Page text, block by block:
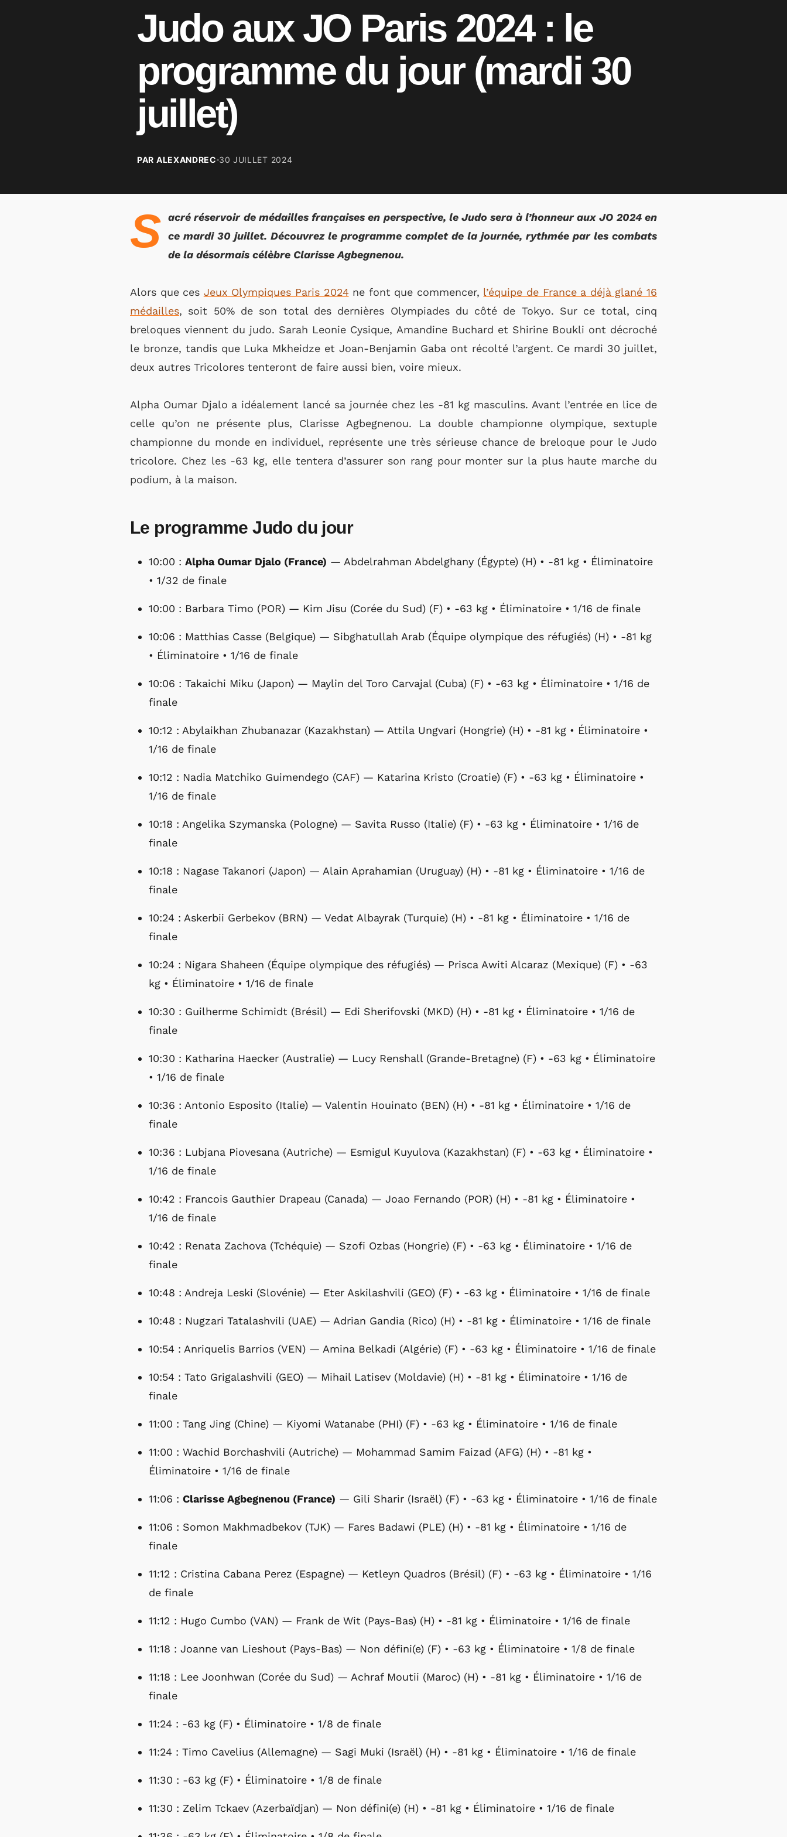
Judo aux JO Paris 2024 : le
programme du jour (mardi 30
juillet)
PAR ALEXANDREC 30 JUILLET 2024
S acré réservoir de médailles françaises en perspective, le Judo sera à l’honneur aux JO 2024 en
ce mardi 30 juillet. Découvrez le programme complet de la journée, rythmée par les combats
de la désormais célèbre Clarisse Agbegnenou.
Alors que ces Jeux Olympiques Paris 2024ne font que commencer, l’équipe de France a déjà glané 16
médailles, soit 50% de son total des dernières Olympiades du côté de Tokyo. Sur ce total, cinq
breloques viennent du judo. Sarah Leonie Cysique, Amandine Buchard et Shirine Boukli ont décroché
le bronze, tandis que Luka Mkheidze et Joan-Benjamin Gaba ont récolté l’argent. Ce mardi 30 juillet,
deux autres Tricolores tenteront de faire aussi bien, voire mieux.
Alpha Oumar Djalo a idéalement lancé sa journée chez les -81 kg masculins. Avant l’entrée en lice de
celle qu’on ne présente plus, Clarisse Agbegnenou. La double championne olympique, sextuple
championne du monde en individuel, représente une très sérieuse chance de breloque pour le Judo
tricolore. Chez les -63 kg, elle tentera d’assurer son rang pour monter sur la plus haute marche du
podium, à la maison.
Le programme Judo du jour
10:00 : Alpha Oumar Djalo (France) — Abdelrahman Abdelghany (Égypte) (H) • -81 kg • Éliminatoire
• 1/32 de finale
10:00 : Barbara Timo (POR) — Kim Jisu (Corée du Sud) (F) • -63 kg • Éliminatoire • 1/16 de finale
10:06 : Matthias Casse (Belgique) — Sibghatullah Arab (Équipe olympique des réfugiés) (H) • -81 kg
• Éliminatoire • 1/16 de finale
10:06 : Takaichi Miku (Japon) — Maylin del Toro Carvajal (Cuba) (F) • -63 kg • Éliminatoire • 1/16 de
finale
10:12 : Abylaikhan Zhubanazar (Kazakhstan) — Attila Ungvari (Hongrie) (H) • -81 kg • Éliminatoire •
1/16 de finale
10:12 : Nadia Matchiko Guimendego (CAF) — Katarina Kristo (Croatie) (F) • -63 kg • Éliminatoire •
1/16 de finale
10:18 : Angelika Szymanska (Pologne) — Savita Russo (Italie) (F) • -63 kg • Éliminatoire • 1/16 de
finale
10:18 : Nagase Takanori (Japon) — Alain Aprahamian (Uruguay) (H) • -81 kg • Éliminatoire • 1/16 de
finale
10:24 : Askerbii Gerbekov (BRN) — Vedat Albayrak (Turquie) (H) • -81 kg • Éliminatoire • 1/16 de
finale
10:24 : Nigara Shaheen (Équipe olympique des réfugiés) — Prisca Awiti Alcaraz (Mexique) (F) • -63
kg • Éliminatoire • 1/16 de finale
10:30 : Guilherme Schimidt (Brésil) — Edi Sherifovski (MKD) (H) • -81 kg • Éliminatoire • 1/16 de
finale
10:30 : Katharina Haecker (Australie) — Lucy Renshall (Grande-Bretagne) (F) • -63 kg • Éliminatoire
• 1/16 de finale
10:36 : Antonio Esposito (Italie) — Valentin Houinato (BEN) (H) • -81 kg • Éliminatoire • 1/16 de
finale
10:36 : Lubjana Piovesana (Autriche) — Esmigul Kuyulova (Kazakhstan) (F) • -63 kg • Éliminatoire •
1/16 de finale
10:42 : Francois Gauthier Drapeau (Canada) — Joao Fernando (POR) (H) • -81 kg • Éliminatoire •
1/16 de finale
10:42 : Renata Zachova (Tchéquie) — Szofi Ozbas (Hongrie) (F) • -63 kg • Éliminatoire • 1/16 de
finale
10:48 : Andreja Leski (Slovénie) — Eter Askilashvili (GEO) (F) • -63 kg • Éliminatoire • 1/16 de finale
10:48 : Nugzari Tatalashvili (UAE) — Adrian Gandia (Rico) (H) • -81 kg • Éliminatoire • 1/16 de finale
10:54 : Anriquelis Barrios (VEN) — Amina Belkadi (Algérie) (F) • -63 kg • Éliminatoire • 1/16 de finale
10:54 : Tato Grigalashvili (GEO) — Mihail Latisev (Moldavie) (H) • -81 kg • Éliminatoire • 1/16 de
finale
11:00 : Tang Jing (Chine) — Kiyomi Watanabe (PHI) (F) • -63 kg • Éliminatoire • 1/16 de finale
11:00 : Wachid Borchashvili (Autriche) — Mohammad Samim Faizad (AFG) (H) • -81 kg •
Éliminatoire • 1/16 de finale
11:06 : Clarisse Agbegnenou (France) — Gili Sharir (Israël) (F) • -63 kg • Éliminatoire • 1/16 de finale
11:06 : Somon Makhmadbekov (TJK) — Fares Badawi (PLE) (H) • -81 kg • Éliminatoire • 1/16 de
finale
11:12 : Cristina Cabana Perez (Espagne) — Ketleyn Quadros (Brésil) (F) • -63 kg • Éliminatoire • 1/16
de finale
11:12 : Hugo Cumbo (VAN) — Frank de Wit (Pays-Bas) (H) • -81 kg • Éliminatoire • 1/16 de finale
11:18 : Joanne van Lieshout (Pays-Bas) — Non défini(e) (F) • -63 kg • Éliminatoire • 1/8 de finale
11:18 : Lee Joonhwan (Corée du Sud) — Achraf Moutii (Maroc) (H) • -81 kg • Éliminatoire • 1/16 de
finale
11:24 : -63 kg (F) • Éliminatoire • 1/8 de finale
11:24 : Timo Cavelius (Allemagne) — Sagi Muki (Israël) (H) • -81 kg • Éliminatoire • 1/16 de finale
11:30 : -63 kg (F) • Éliminatoire • 1/8 de finale
11:30 : Zelim Tckaev (Azerbaïdjan) — Non défini(e) (H) • -81 kg • Éliminatoire • 1/16 de finale